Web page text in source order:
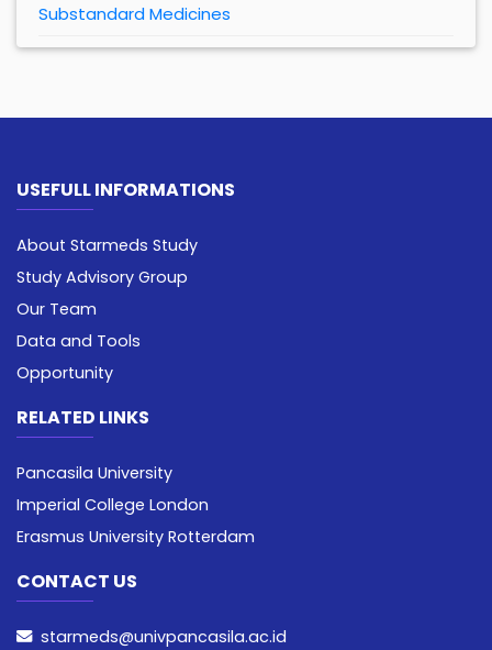
Substandard Medicines
USEFULL INFORMATIONS
About Starmeds Study
Study Advisory Group
Our Team
Data and Tools
Opportunity
RELATED LINKS
Pancasila University
Imperial College London
Erasmus University Rotterdam
CONTACT US
starmeds@univpancasila.ac.id